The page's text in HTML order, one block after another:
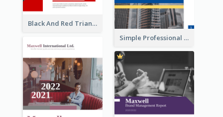
Black And Red Triangular Annual Report Design Ideas
Simple Professional Blue Business Report Design Ideas